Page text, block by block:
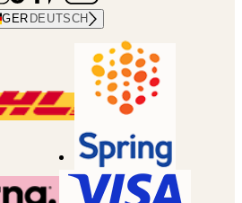
GER DEUTSCH